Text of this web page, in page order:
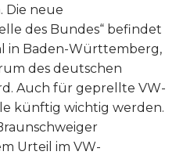
Die neue
des Bundes“ befindet
in Baden-Württemberg,
des deutschen
Auch für geprellte VW-
künftig wichtig werden.
Urteil im VW-